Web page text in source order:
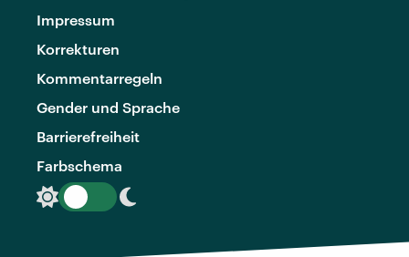
Impressum
Korrekturen
Kommentarregeln
Gender und Sprache
Barrierefreiheit
Farbschema